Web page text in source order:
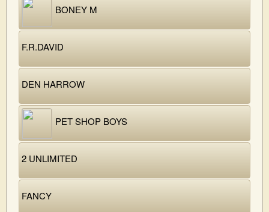
BONEY M
F.R.DAVID
DEN HARROW
PET SHOP BOYS
2 UNLIMITED
FANCY